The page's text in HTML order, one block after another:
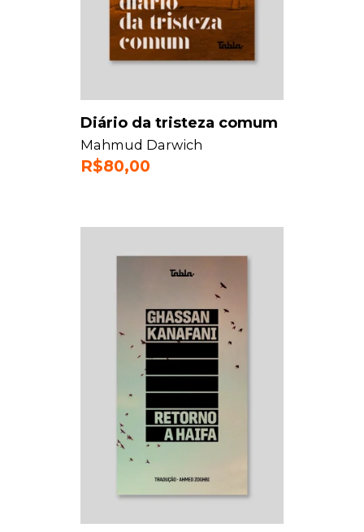
Diário da tristeza comum
Mahmud Darwich
R$80,00